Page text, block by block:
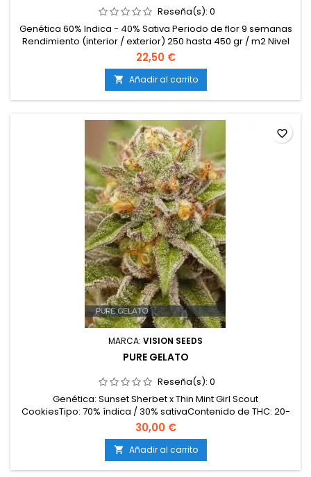
Reseña(s): 0
Genética 60% Indica - 40% Sativa Periodo de flor 9 semanas
Rendimiento (interior / exterior) 250 hasta 450 gr / m2 Nivel
de THC Alto
22,50 €
 Añadir al carrito
MARCA: VISION SEEDS
PURE GELATO
Reseña(s): 0
Genética: Sunset Sherbet x Thin Mint Girl Scout
CookiesTipo: 70% índica / 30% sativaContenido de THC: 20-
22%Tiempo de floración: 8-9 semanas en interiorProducción
en interior: 500-550 g/m²Producción en exterior: 650-700
g/plantaAltura: 90-130 cm en interior; hasta 200 cm en
exteriorAromas y sabores: Dulces, cremosos, afrutados y...
30,00 €
 Añadir al carrito
favorite_border